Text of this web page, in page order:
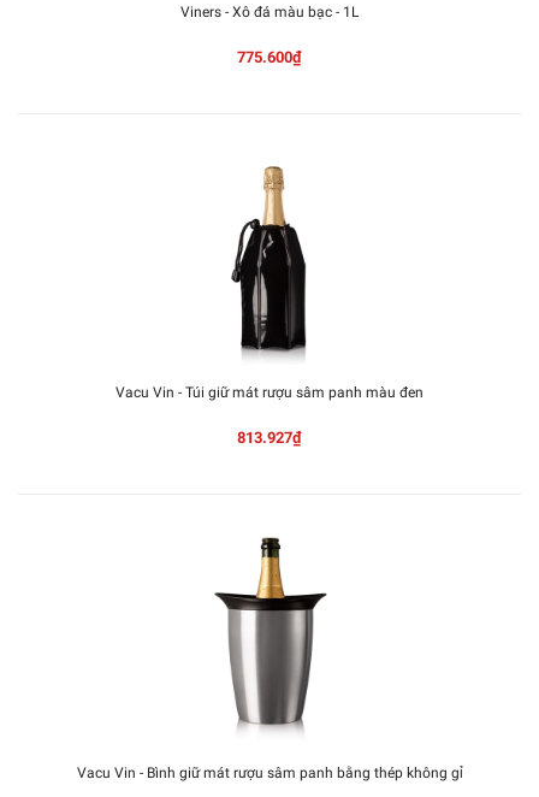
Viners - Xô đá màu bạc - 1L
775.600₫
Vacu Vin - Túi giữ mát rượu sâm panh màu đen
813.927₫
Vacu Vin - Bình giữ mát rượu sâm panh bằng thép không gỉ